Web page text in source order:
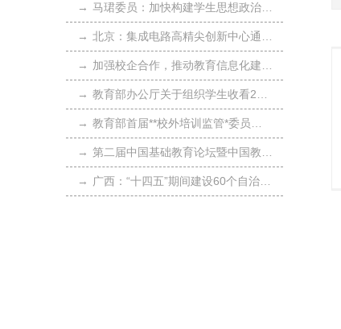
→ 马珺委员：加快构建学生思想政治工作共同体
→ 北京：集成电路高精尖创新中心通过里程碑成果考核
→ 加强校企合作，推动教育信息化建设 、自主、可控
→ 教育部办公厅关于组织学生收看2023年征兵宣传片的通知
→ 教育部首届**校外培训监管*委员会成立
→ 第二届中国基础教育论坛暨中国教育学会第三十四次学术年会召开
→ 广西：“十四五”期间建设60个自治区高校黄大年式教师团队